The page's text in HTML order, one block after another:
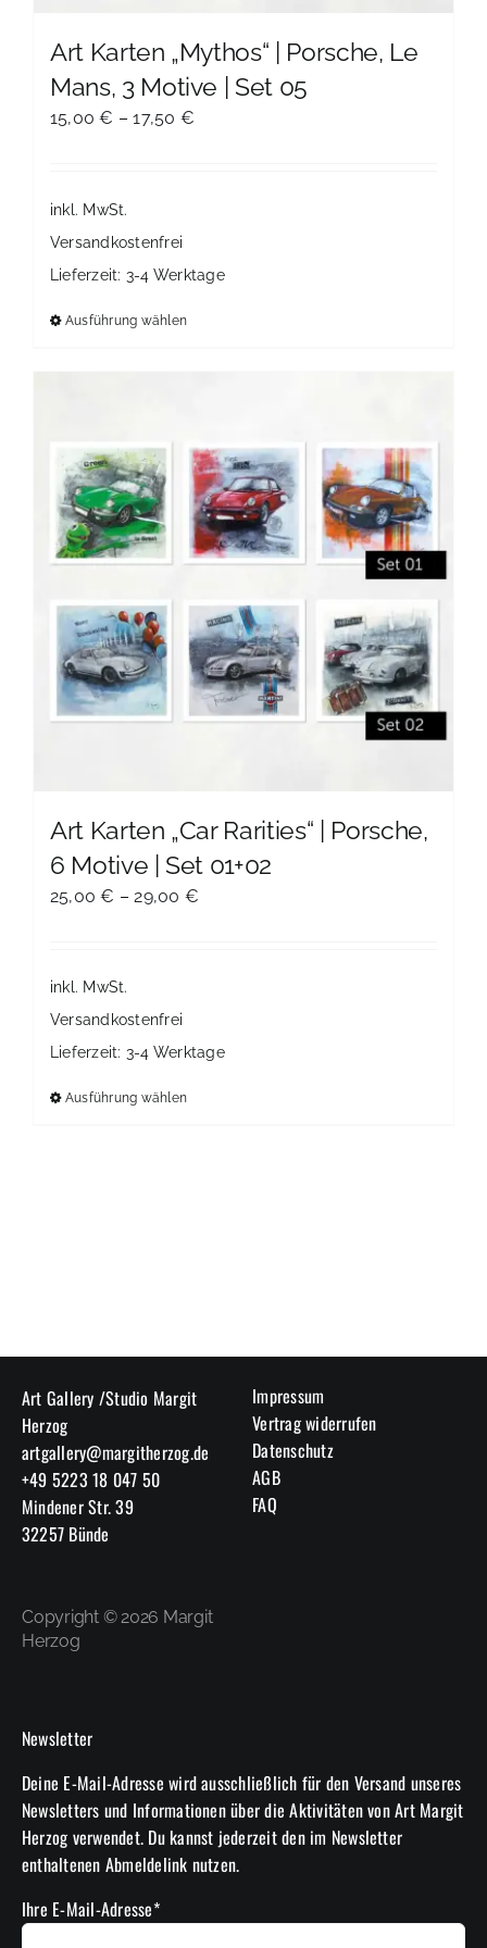
Art Karten „Mythos“ | Porsche, Le
Mans, 3 Motive | Set 05
15,00€ –17,50 €
inkl. MwSt.
Versandkostenfrei
Lieferzeit: 3-4 Werktage
Ausführung wählenDieses
auf.
Die
Optionen
können
auf
Produktseite
gewählt
werden
Art Karten „Car Rarities“ | Porsche,
6 Motive | Set 01+02
25,00€ – 29,00 €
inkl. MwSt.
Versandkostenfrei
Lieferzeit: 3-4 Werktage
Ausführung wählenDieses
Produktseite
werden
Art Gallery /Studio Margit
Herzog
artgallery@margitherzog.de
+49 5223 18 047 50
Mindener Str. 39
32257 Bünde
Copyright © 2026 Margit
Herzog
Impressum
Vertrag widerrufen
Datenschutz
AGB
FAQ
Newsletter
Deine E-Mail-Adresse wird ausschließlich für den Versand unseres
Newsletters und Informationen über die Aktivitäten von Art Margit
Herzog verwendet. Du kannst jederzeit den im Newsletter
enthaltenen Abmeldelink nutzen.
Ihre E-Mail-Adresse*